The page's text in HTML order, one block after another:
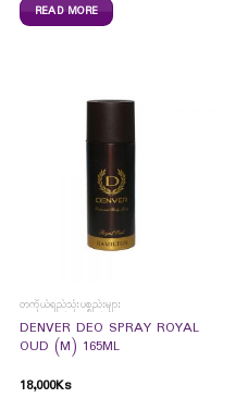
READ MORE
တကိုယ်ရည်သုံးပစ္စည်းများ
DENVER DEO SPRAY ROYAL
OUD (M) 165ML
18,000Ks